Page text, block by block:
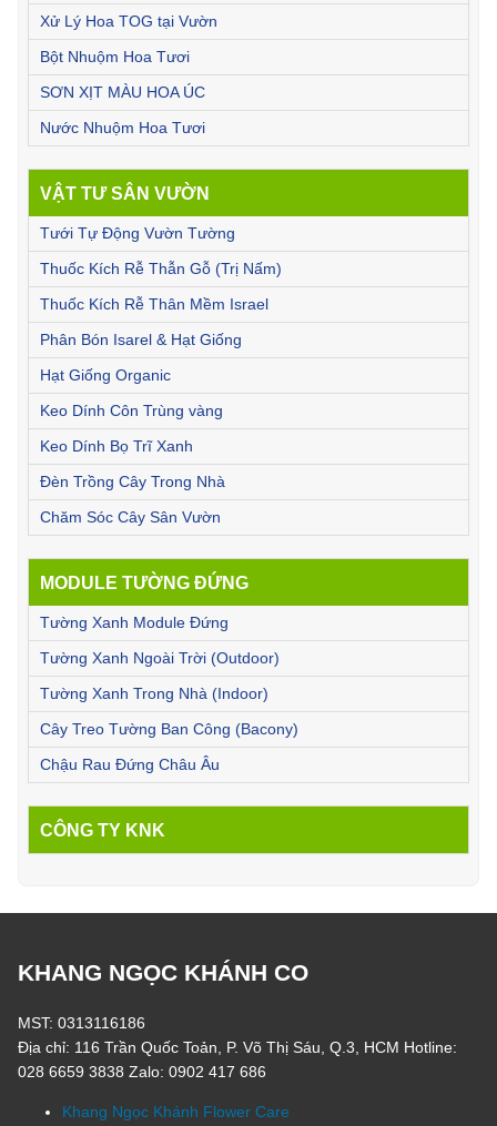
Xử Lý Hoa TOG tại Vườn
Bột Nhuộm Hoa Tươi
SƠN XỊT MÀU HOA ÚC
Nước Nhuộm Hoa Tươi
VẬT TƯ SÂN VƯỜN
Tưới Tự Động Vườn Tường
Thuốc Kích Rễ Thẫn Gỗ (Trị Nấm)
Thuốc Kích Rễ Thân Mềm Israel
Phân Bón Isarel & Hạt Giống
Hạt Giống Organic
Keo Dính Côn Trùng vàng
Keo Dính Bọ Trĩ Xanh
Đèn Trồng Cây Trong Nhà
Chăm Sóc Cây Sân Vườn
MODULE TƯỜNG ĐỨNG
Tường Xanh Module Đứng
Tường Xanh Ngoài Trời (Outdoor)
Tường Xanh Trong Nhà (Indoor)
Cây Treo Tường Ban Công (Bacony)
Chậu Rau Đứng Châu Âu
CÔNG TY KNK
KHANG NGỌC KHÁNH CO
MST: 0313116186
Địa chỉ: 116 Trần Quốc Toản, P. Võ Thị Sáu, Q.3, HCM Hotline:
028 6659 3838 Zalo: 0902 417 686
Khang Ngọc Khánh Flower Care